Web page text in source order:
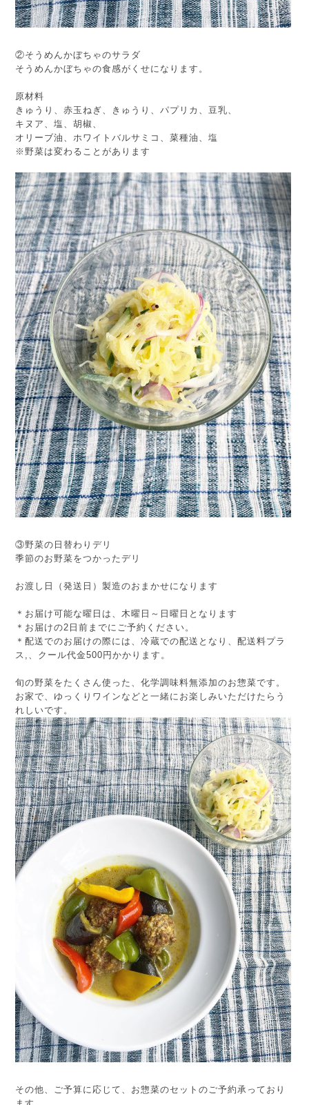
②そうめんかぼちゃのサラダ
そうめんかぼちゃの食感がくせになります。
原材料
きゅうり、赤玉ねぎ、きゅうり、パプリカ、豆乳、
キヌア、塩、胡椒、
オリーブ油、ホワイトバルサミコ、菜種油、塩
※野菜は変わることがあります
③野菜の日替わりデリ
季節のお野菜をつかったデリ
お渡し日（発送日）製造のおまかせになります
＊お届け可能な曜日は、木曜日～日曜日となります
＊お届けの2日前までにご予約ください。
＊配送でのお届けの際には、冷蔵での配送となり、配送料プラ
ス,、クール代金500円かかります。
旬の野菜をたくさん使った、化学調味料無添加のお惣菜です。
お家で、ゆっくりワインなどと一緒にお楽しみいただけたらう
れしいです。
その他、ご予算に応じて、お惣菜のセットのご予約承っており